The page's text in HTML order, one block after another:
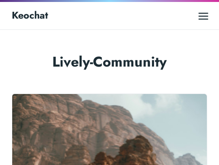
Keochat
Lively-Community